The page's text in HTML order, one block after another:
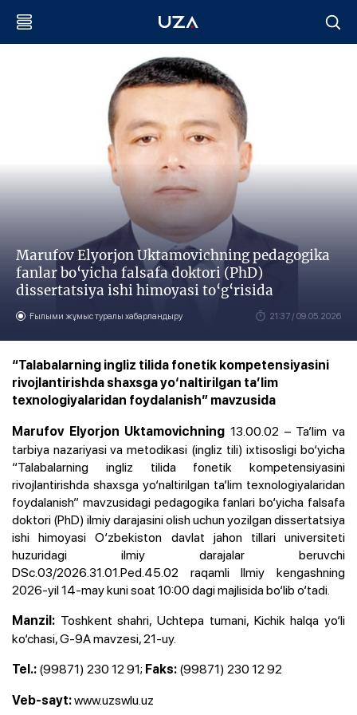
Marufov Elyorjon Uktamovichning pedagogika
fanlar bo‘yicha falsafa doktori (PhD)
dissertatsiya ishi himoyasi to‘g‘risida
Ғылыми жұмыс туралы хабарландыру 21:37 / 09.05.2026
“Talabalarning ingliz tilida fonetik kompetensiyasini
rivojlantirishda shaxsga yo‘naltirilgan ta’lim
texnologiyalaridan foydalanish” mavzusida
Marufov Elyorjon Uktamovichning 13.00.02 – Ta’lim va
tarbiya nazariyasi va metodikasi (ingliz tili) ixtisosligi bo‘yicha
“Talabalarning ingliz tilida fonetik kompetensiyasini
rivojlantirishda shaxsga yo‘naltirilgan ta’lim texnologiyalaridan
foydalanish” mavzusidagi pedagogika fanlari bo‘yicha falsafa
doktori (PhD) ilmiy darajasini olish uchun yozilgandissertatsiya
ishi himoyasi O‘zbekiston davlat jahon tillari universiteti
huzuridagi ilmiy darajalar beruvchi
DSc.03/2026.31.01.Ped.45.02 raqamli Ilmiy kengashning
2026-yil 14-may kuni soat 10:00 dagi majlisida bo‘lib o‘tadi.
Manzil: Toshkent shahri, Uchtepa tumani, Kichik halqa yo‘li
ko‘chasi, G-9A mavzesi, 21-uy.
Tel.: (99871) 230 12 91; Faks: (99871) 230 12 92
Veb-sayt:www.uzswlu.uz